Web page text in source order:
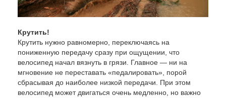
Крутить!
Крутить нужно равномерно, переключаясь на
пониженную передачу сразу при ощущении, что
велосипед начал вязнуть в грязи. Главное — ни на
мгновение не переставать «педалировать», порой
сбрасывая до наиболее низкой передачи. При этом
велосипед может двигаться очень медленно, но важно